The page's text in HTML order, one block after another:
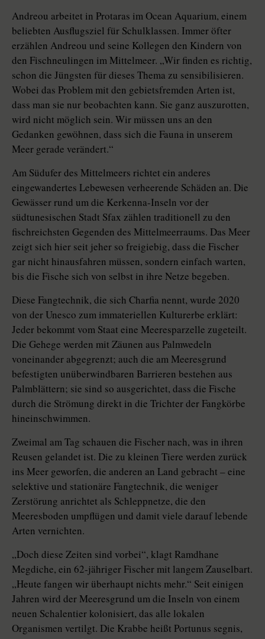
Andreou arbeitet in Protaras im Ocean Aquarium, einem
beliebten Ausflugsziel für Schulklassen. Immer öfter
erzählen Andreou und seine Kollegen den Kindern von
den Fischneulingen im Mittelmeer. „Wir finden es richtig,
schon die Jüngsten für dieses Thema zu sensibilisieren.
Wobei das Problem mit den gebietsfremden Arten ist,
dass man sie nur beobachten kann. Sie ganz auszurotten,
wird nicht möglich sein. Wir müssen uns an den
Gedanken gewöhnen, dass sich die Fauna in unserem
Meer gerade verändert.“
Am Südufer des Mittelmeers richtet ein anderes
eingewandertes Lebewesen verheerende Schäden an. Die
Gewässer rund um die Kerkenna-Inseln vor der
südtunesischen Stadt Sfax zählen traditionell zu den
fischreichsten Gegenden des Mittelmeerraums. Das Meer
zeigt sich hier seit jeher so freigiebig, dass die Fischer
gar nicht hinausfahren müssen, sondern einfach warten,
bis die Fische sich von selbst in ihre Netze begeben.
Diese Fangtechnik, die sich Charfia nennt, wurde 2020
von der Unesco zum immateriellen Kulturerbe erklärt:
Jeder bekommt vom Staat eine Meeresparzelle zugeteilt.
Die Gehege werden mit Zäunen aus Palmwedeln
voneinander abgegrenzt; auch die am Meeresgrund
befestigten unüberwindbaren Barrieren bestehen aus
Palmblättern; sie sind so ausgerichtet, dass die Fische
durch die Strömung direkt in die Trichter der Fangkörbe
hineinschwimmen.
Zweimal am Tag schauen die Fischer nach, was in ihren
Reusen gelandet ist. Die zu kleinen Tiere werden zurück
ins Meer geworfen, die anderen an Land gebracht – eine
selektive und stationäre Fangtechnik, die weniger
Zerstörung anrichtet als Schleppnetze, die den
Meeresboden umpflügen und damit viele darauf lebende
Arten vernichten.
„Doch diese Zeiten sind vorbei“, klagt Ramdhane
Megdiche, ein 62-jähriger Fischer mit langem Zauselbart.
„Heute fangen wir überhaupt nichts mehr.“ Seit einigen
Jahren wird der Meeresgrund um die Inseln von einem
neuen Schalentier kolonisiert, das alle lokalen
Organismen vertilgt. Die Krabbe heißt Portunus segnis,